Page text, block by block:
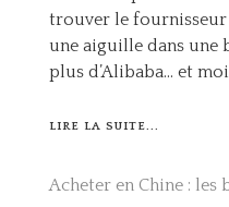
trouver le fournisseur
une aiguille dans une
plus d’Alibaba… et
LIRE LA SUITE...
Acheter en Chine : les